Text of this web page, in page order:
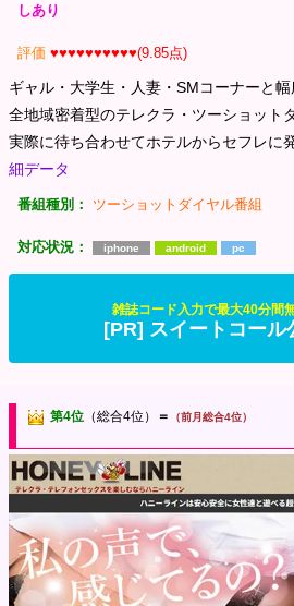
しあり
評価 ♥♥♥♥♥♥♥♥♥♥(9.85点)
ギャル・大学生・人妻・SMコーナーと
全地域密着型のテレクラ・ツーショット
実際に待ち合わせてホテルからセフレに
細データ
番組種別： ツーショットダイヤル番組
対応状況： iphone android pc
雑誌コード入力で最大40分間
[PR] スイートコール
第4位 （総合4位） ＝ （前月総合4位）